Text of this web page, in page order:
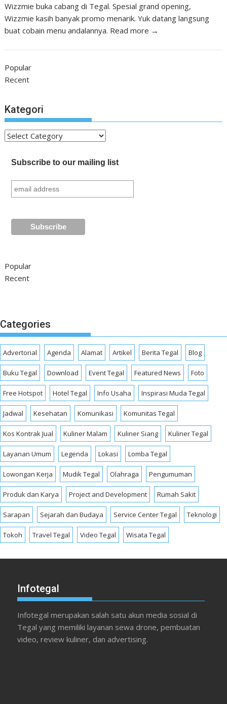
Wizzmie buka cabang di Tegal. Spesial grand opening,
Wizzmie kasih banyak promo menarik. Yuk datang langsung
buat cobain menu andalannya. Read more →
Popular
Recent
Kategori
Kategori
Subscribe to our mailing list
Popular
Recent
Categories
Advertorial Agenda Alamat Artikel Berita Tegal Blog
Buku Tegal Download Event Tegal Featured News Foto
Free Hotspot Hotel Tegal Info Usaha Inspirasi Muda Tegal
Jadwal Kesehatan Komunikasi Komunitas Tegal
Kos Kontrak Jual Kuliner Malam Kuliner Siang Kuliner Tegal
Layanan Umum Legenda Lokasi Lomba Tegal
Lowongan Kerja Mudik Tegal Olahraga Pengumuman
Produk dan Karya Project and Development Rumah Sakit
Sarapan Sejarah dan Budaya Service Center Tegal Teknologi
Tokoh Travel Tegal Video Tegal Wisata Tegal
Infotegal
Infotegal merupakan salah satu akun media sosial di
Tegal yang memiliki layanan sewa drone, pembuatan
video, review kuliner, dan advertising.